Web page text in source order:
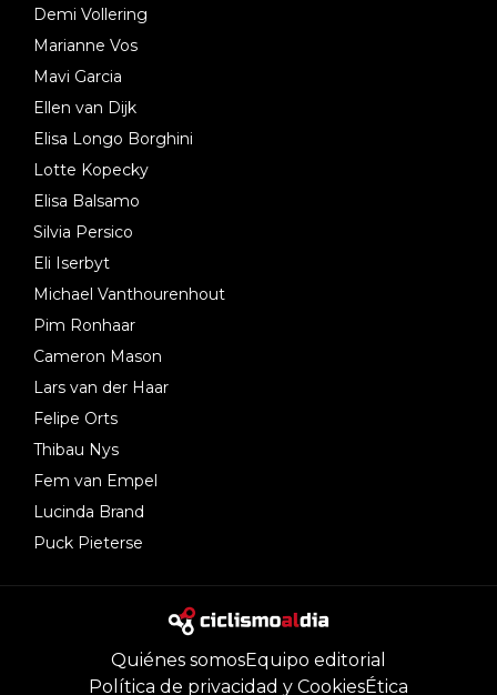
Demi Vollering
Marianne Vos
Mavi Garcia
Ellen van Dijk
Elisa Longo Borghini
Lotte Kopecky
Elisa Balsamo
Silvia Persico
Eli Iserbyt
Michael Vanthourenhout
Pim Ronhaar
Cameron Mason
Lars van der Haar
Felipe Orts
Thibau Nys
Fem van Empel
Lucinda Brand
Puck Pieterse
Quiénes somosEquipo editorial
Política de privacidad y CookiesÉtica